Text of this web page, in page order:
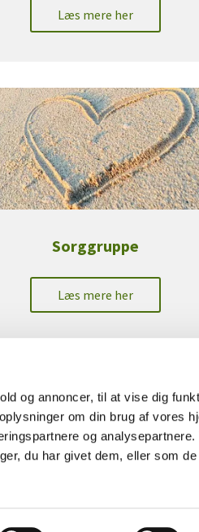
og annoncer, til at vise dig
om din brug af vores
og
du har givet dem, eller som
Læs mere her
Sorggruppe
Læs mere her
Cookiepolitik